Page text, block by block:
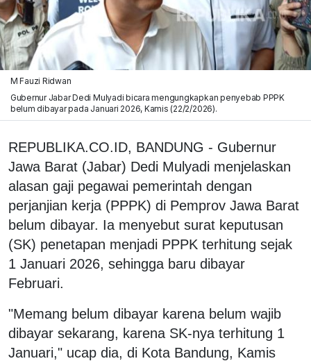
M Fauzi Ridwan
Gubernur Jabar Dedi Mulyadi bicara mengungkapkan penyebab PPPK
belum dibayar pada Januari 2026, Kamis (22/2/2026).
REPUBLIKA.CO.ID, BANDUNG - Gubernur
Jawa Barat (Jabar) Dedi Mulyadi menjelaskan
alasan gaji pegawai pemerintah dengan
perjanjian kerja (PPPK) di Pemprov Jawa Barat
belum dibayar. Ia menyebut surat keputusan
(SK) penetapan menjadi PPPK terhitung sejak
1 Januari 2026, sehingga baru dibayar
Februari.
"Memang belum dibayar karena belum wajib
dibayar sekarang, karena SK-nya terhitung 1
Januari," ucap dia, di Kota Bandung, Kamis